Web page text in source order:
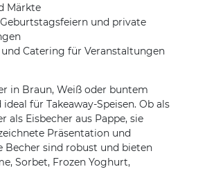
Märkte
und private
Catering für Veranstaltungen
in Braun, Weiß oder buntem
für Takeaway-Speisen. Ob als
als Eisbecher aus Pappe, sie
Präsentation und
Becher sind robust und bieten
Sorbet, Frozen Yoghurt,